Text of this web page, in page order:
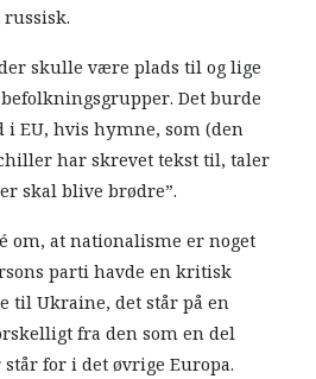
skulle være plads til og lige
Det burde
EU, hvis hymne, som (den
har skrevet tekst til, taler
skal blive brødre”.
om, at nationalisme er noget
parti havde en kritisk
til Ukraine, det står på en
fra den som en del
for i det øvrige Europa.